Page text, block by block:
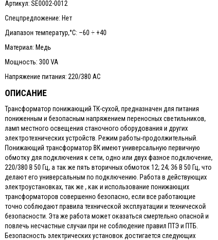
Артикул: SE0002-0012
Спецпредложение: Нет
Диапазон температур,°С: –60 ÷ +40
Материал: Медь
Мощность: 300 VA
Напряжение питания: 220/380 AC
ОПИСАНИЕ
Трансформатор понижающий TК-сухой, предназначен для питания
пониженным и безопасным напряжением переносных светильников,
ламп местного освещения станочного оборудования и других
электротехнических устройств. Режим работы-продолжительный.
Понижающий трансформатор ВК имеют универсальную первичную
обмотку для подключения к сети, одно или двух фазное подключение,
220/380 В 50 Гц, а так же пять вторичных обмоток 12; 24; 36 В 50 Гц, что
делают его универсальным по подключению. Работа в действующих
электроустановках, так же , как и использование понижающих
трансформаторов совершенно безопасно, если все работающие
точно соблюдают правила технической эксплуатации и технической
безопасности. Эта же работа может оказаться смертельно опасной и
повлечь несчастные случаи при не соблюдение правил ПТЭ и ПТБ.
Безопасность электрических установок достигается следующих